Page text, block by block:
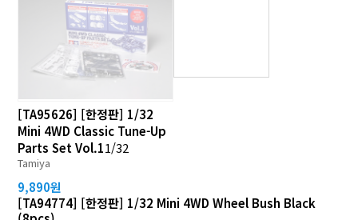
[TA95626] [한정판] 1/32
Mini 4WD Classic Tune-Up
Parts Set Vol.11/32
Tamiya
9,890원
[TA94774] [한정판] 1/32 Mini 4WD Wheel Bush Black